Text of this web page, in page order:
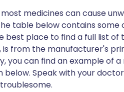
medicines can cause
table below contains
best place to find a full list
is from the manufacturer's
you can find an example of
Speak with your